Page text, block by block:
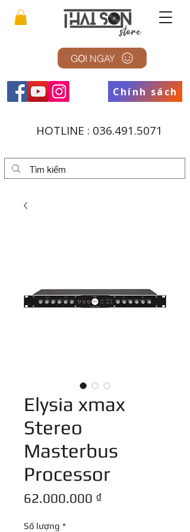
GỌI NGAY
Chính sách
HOTLINE : 036.491.5071
Elysia xmax
Stereo
Masterbus
Processor
62.000.000 ₫
Số lượng *